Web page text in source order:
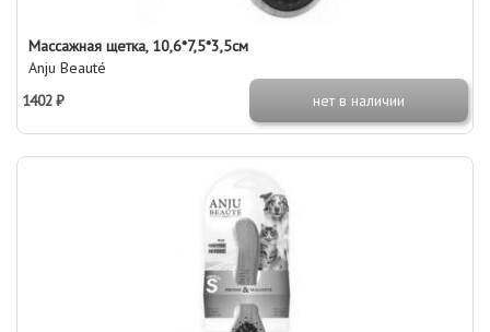
Массажная щетка, 10,6*7,5*3,5см
Anju Beauté
1402 ₽
нет в наличии